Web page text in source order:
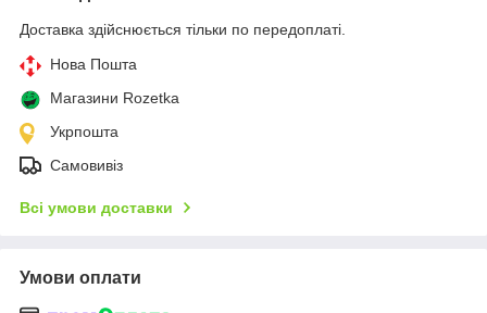
Доставка здійснюється тільки по передоплаті.
Нова Пошта
Магазини Rozetka
Укрпошта
Самовивіз
Всі умови доставки
Умови оплати